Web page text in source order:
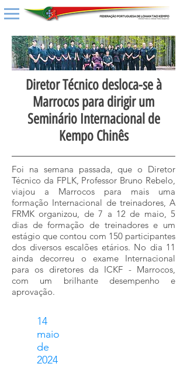
Diretor Técnico desloca-se à
Marrocos para dirigir um
Seminário Internacional de
Kempo Chinês
Foi na semana passada, que o Diretor
Técnico da FPLK, Professor Bruno Rebelo,
viajou a Marrocos para mais uma
formação Internacional de treinadores, A
FRMK organizou, de 7 a 12 de maio, 5
dias de formação de treinadores e um
estágio que contou com 150 participantes
dos diversos escalões etários. No dia 11
ainda decorreu o exame Internacional
para os diretores da ICKF - Marrocos,
com um brilhante desempenho e
aprovação.
14
maio
de
2024